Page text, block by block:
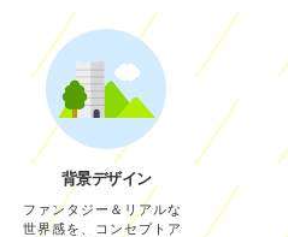
背景デザイン
ファンタジー＆リアルな
世界感を、コンセプトア